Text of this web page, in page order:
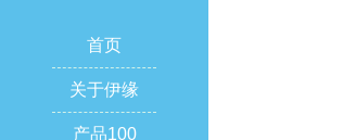
首页
关于伊缘
产品100